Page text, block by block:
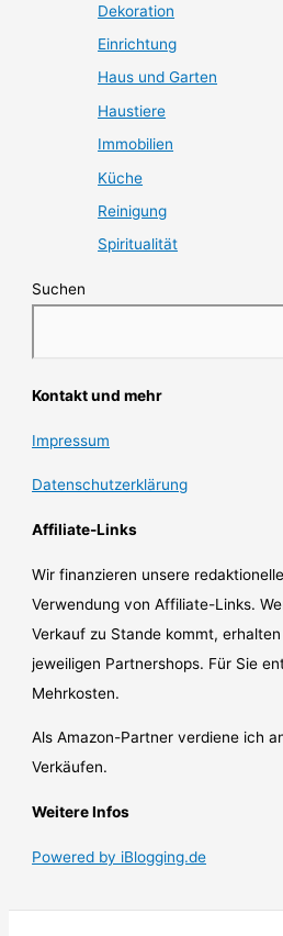
Dekoration
Einrichtung
Haus und Garten
Haustiere
Immobilien
Küche
Reinigung
Spiritualität
Suchen
Kontakt und mehr
Impressum
Datenschutzerklärung
Affiliate-Links
Wir finanzieren unsere
Verwendung von Affiliate-Links.
Verkauf zu Stande kommt,
jeweiligen Partnershops. Für Sie
Mehrkosten.
Als Amazon-Partner verdiene ich
Verkäufen.
Weitere Infos
Powered by iBlogging.de